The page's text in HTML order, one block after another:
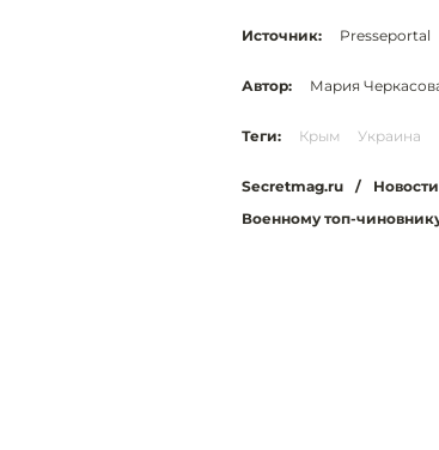
Источник: Presseportal
Автор: Мария
Теги: Крым Украина
Secretmag.ru / Новости
Военному топ-